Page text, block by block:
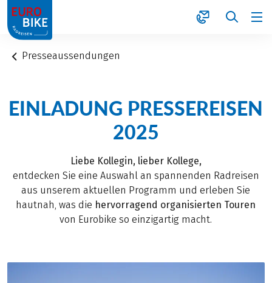
1
Presseaussendungen
EINLADUNG PRESSEREISEN
2025
Liebe Kollegin, lieber Kollege,
entdecken Sie eine Auswahl an spannenden Radreisen
aus unserem aktuellen Programm und erleben Sie
hautnah, was die hervorragend organisierten Touren
von Eurobike so einzigartig macht.